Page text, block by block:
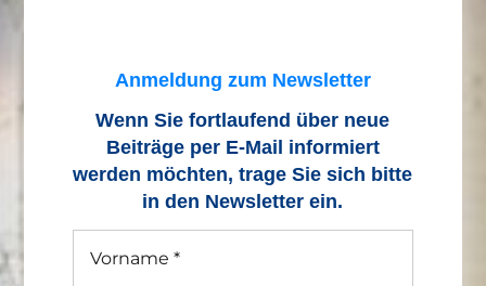
Anmeldung zum Newsletter
Wenn Sie fortlaufend über neue
Beiträge per E-Mail informiert
werden möchten, trage Sie sich bitte
in den Newsletter ein.